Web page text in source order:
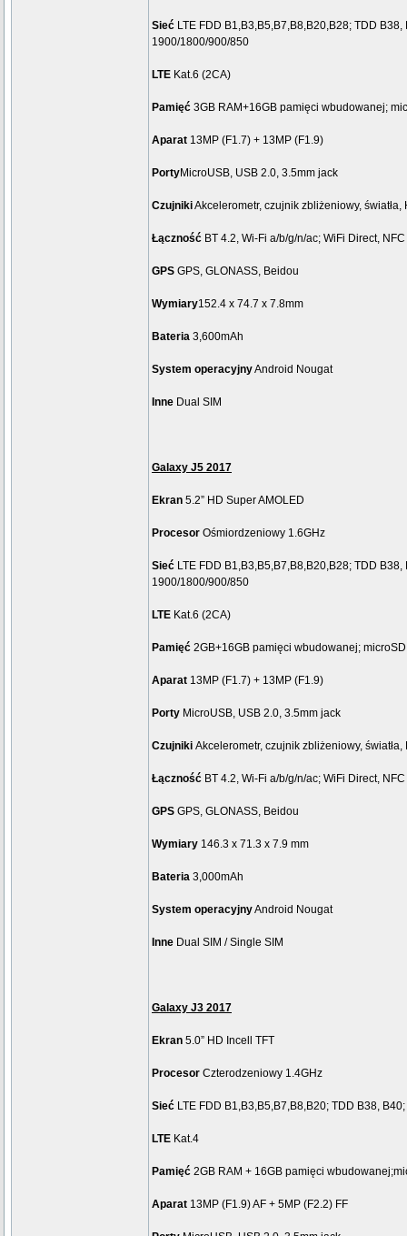
Sieć LTE FDD B1,B3,B5,B7,B8,B20,B28; TDD
1900/1800/900/850
LTE Kat.6 (2CA)
Pamięć 3GB RAM+16GB pamięci wbudowanej;
Aparat 13MP (F1.7) + 13MP (F1.9)
PortyMicroUSB, USB 2.0, 3.5mm jack
CzujnikiAkcelerometr, czujnik zbliżeniowy,
Łączność BT 4.2, Wi-Fi a/b/g/n/ac; WiFi Direct,
GPS GPS, GLONASS, Beidou
Wymiary152.4 x 74.7 x 7.8mm
Bateria 3,600mAh
System operacyjnyAndroid Nougat
Inne Dual SIM
Galaxy J5 2017
Ekran 5.2” HD Super AMOLED
Procesor Ośmiordzeniowy 1.6GHz
Sieć LTE FDD B1,B3,B5,B7,B8,B20,B28; TDD
1900/1800/900/850
LTE Kat.6 (2CA)
Pamięć 2GB+16GB pamięci wbudowanej;
Aparat 13MP (F1.7) + 13MP (F1.9)
Porty MicroUSB, USB 2.0, 3.5mm jack
Czujniki Akcelerometr, czujnik zbliżeniowy,
Łączność BT 4.2, Wi-Fi a/b/g/n/ac; WiFi Direct,
GPS GPS, GLONASS, Beidou
Wymiary 146.3 x 71.3 x 7.9 mm
Bateria 3,000mAh
System operacyjnyAndroid Nougat
Inne Dual SIM / Single SIM
Galaxy J3 2017
Ekran 5.0” HD Incell TFT
Procesor Czterodzeniowy 1.4GHz
Sieć LTE FDD B1,B3,B5,B7,B8,B20; TDD B38,
LTE Kat.4
Pamięć 2GB RAM + 16GB pamięci
Aparat 13MP (F1.9) AF + 5MP (F2.2) FF